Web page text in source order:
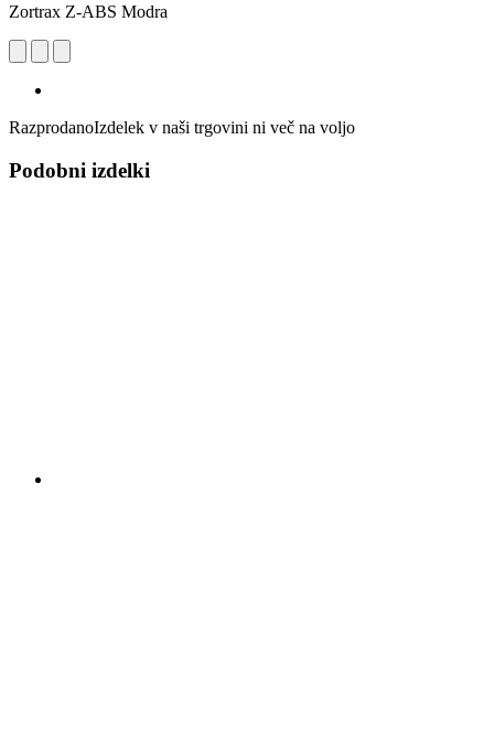
Zortrax Z-ABS Modra
RazprodanoIzdelek v naši trgovini ni več na voljo
Podobni izdelki